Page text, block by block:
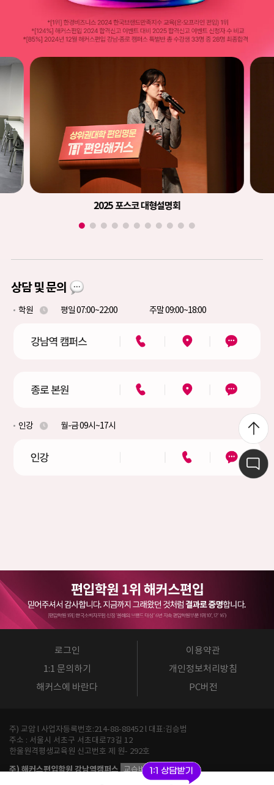
2025 포스코 대형설명회
상담 및 문의
학원 평일 07:00~22:00 주말 09:00~18:00
인강 월-금 09시~17시
로그인
이용약관
1:1 문의하기
개인정보처리방침
해커스에 바란다
PC버전
주) 교암 l 사업자등록번호:214-88-88452 l 대표:김승범
주소 : 서울시 서초구 서초대로73길 12
한울원격평생교육원 신고번호 제 원- 292호
주) 해커스편입학원 강남역캠퍼스 교습비 확인
사업자등록번호 : 214-88-88452 l 대표 : 김승범